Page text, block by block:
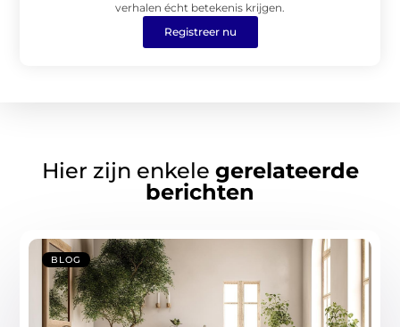
verhalen écht betekenis krijgen.
Registreer nu
Hier zijn enkele gerelateerde
berichten
BLOG